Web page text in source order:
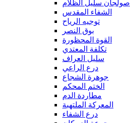
صولجان سليل الظلام
الشفاء المقدس
توجيه الرياح
بوق النصر
القوة المحظورة
تكلفة المعتدي
سليل العراف
درع الراعي
جوهرة الشجاع
الختم المحكم
مطاردة الدم
المعركة الملتهبة
درع الشفاء